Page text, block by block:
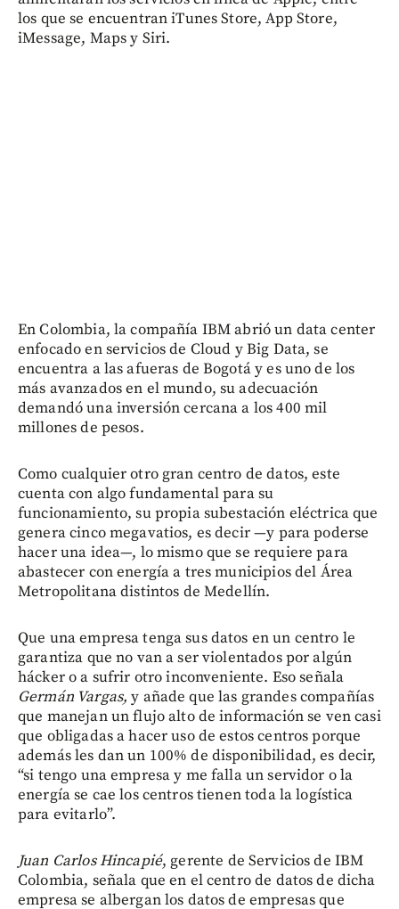
los que se encuentran iTunes Store, App Store,
iMessage, Maps y Siri.
En Colombia, la compañía IBM abrió un data center
enfocado en servicios de Cloud y Big Data, se
encuentra a las afueras de Bogotá y es uno de los
más avanzados en el mundo, su adecuación
demandó una inversión cercana a los 400 mil
millones de pesos.
Como cualquier otro gran centro de datos, este
cuenta con algo fundamental para su
funcionamiento, su propia subestación eléctrica que
genera cinco megavatios, es decir —y para poderse
hacer una idea—, lo mismo que se requiere para
abastecer con energía a tres municipios del Área
Metropolitana distintos de Medellín.
Que una empresa tenga sus datos en un centro le
garantiza que no van a ser violentados por algún
hácker o a sufrir otro inconveniente. Eso señala
GermánVargas,y añade que las grandes compañías
que manejan un flujo alto de información se ven casi
que obligadas a hacer uso de estos centros porque
además les dan un 100% de disponibilidad, es decir,
“si tengo una empresa y me falla un servidor o la
energía se cae los centros tienen toda la logística
para evitarlo”.
Juan Carlos Hincapié, gerente de Servicios de IBM
Colombia, señala que en el centro de datos de dicha
empresa se albergan los datos de empresas que